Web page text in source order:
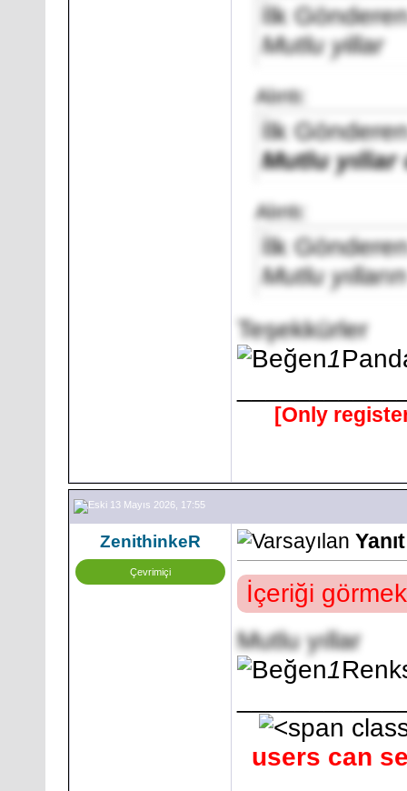
İlk
Mutlu yillar
Alıntı:
İlk
Mutlu
Alıntı:
İlk
Mutlu
Teşekkürler
1
[Only
13 Mayıs 2026, 17:55
ZenithinkeR
Çevrimiçi
İçeriği
Mutlu yıllar
1
users can